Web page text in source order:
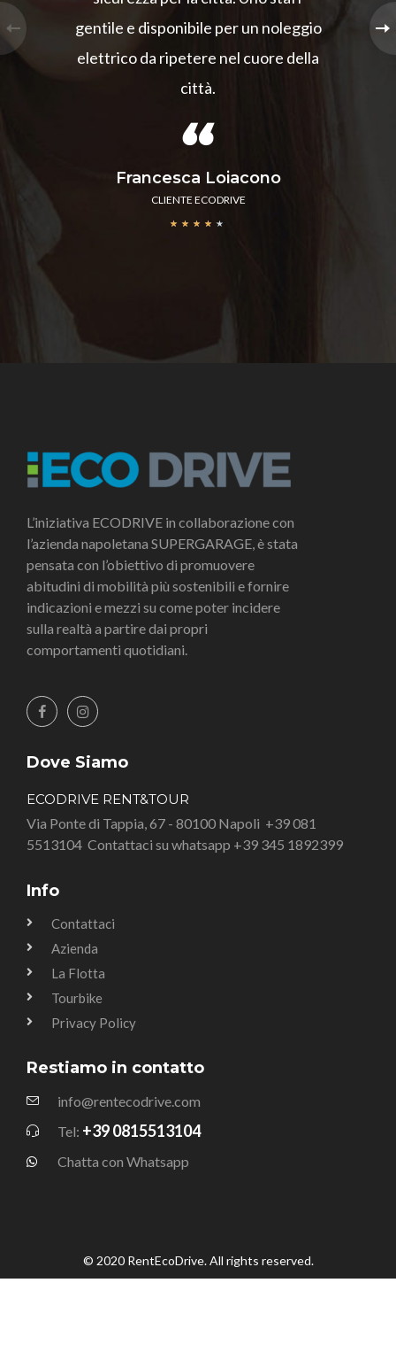
gentile e disponibile per un noleggio
elettrico da ripetere nel cuore della
città.
Francesca Loiacono
CLIENTE ECODRIVE
★ ★ ★ ★ ★
L’iniziativa ECODRIVE in collaborazione con
l’azienda napoletana SUPERGARAGE, è stata
pensata con l’obiettivo di promuovere
abitudini di mobilità più sostenibili e fornire
indicazioni e mezzi su come poter incidere
sulla realtà a partire dai propri
comportamenti quotidiani.
Dove Siamo
ECODRIVE RENT&TOUR
Via Ponte di Tappia, 67 - 80100 Napoli +39 081
5513104 Contattaci su whatsapp +39 345 1892399
Info
Contattaci
Azienda
La Flotta
Tourbike
Privacy Policy
Restiamo in contatto
info@rentecodrive.com
Tel: +39 0815513104
Chatta con Whatsapp
© 2020 RentEcoDrive. All rights reserved.